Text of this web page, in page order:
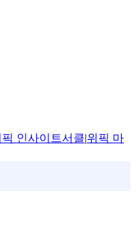
픽 인사이트서클|위픽 마